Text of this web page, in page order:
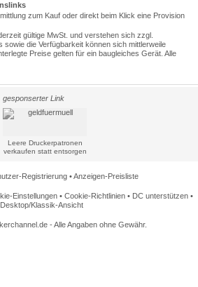
zum Kauf oder direkt beim Klick eine Provision
gültige MwSt. und verstehen sich zzgl.
sowie die Verfügbarkeit können sich mittlerweile
Preise gelten für ein baugleiches Gerät. Alle
gesponserter Link
Leere Druckerpatronen
verkaufen statt entsorgen
Registrierung•Anzeigen-Preisliste
Einstellungen• Cookie-Richtlinien• DC unterstützen•
Desktop/Klassik-Ansicht
- Alle Angaben ohne Gewähr.